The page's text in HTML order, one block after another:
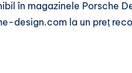
în magazinele Porsche
design.com la un preț